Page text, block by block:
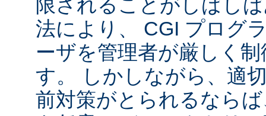
限されることがしばし
法により、 CGI プログ
ーザを管理者が厳しく
す。 しかしながら、適
前対策がとられるなら